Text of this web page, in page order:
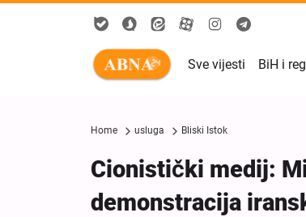
Sve vijesti BiH i
Home usluga Bliski Istok
Cionistički medij:
demonstracija